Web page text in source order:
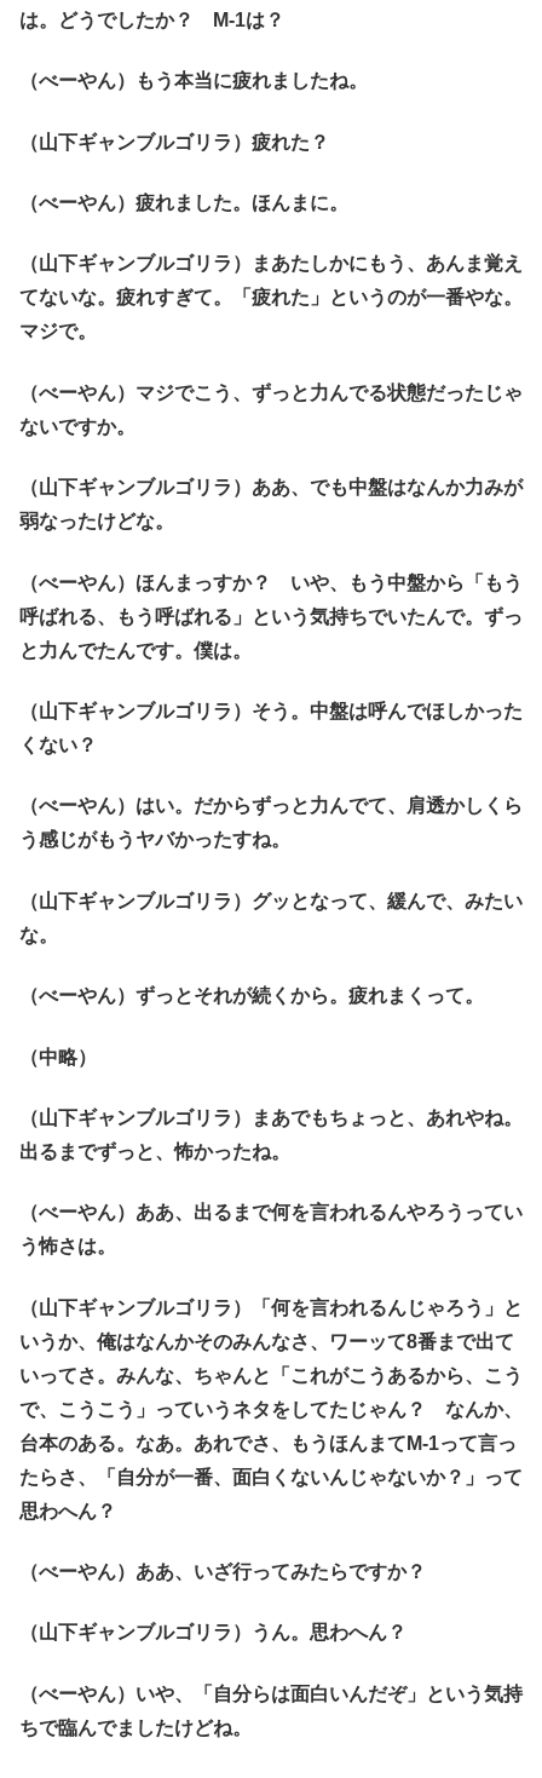
は。どうでしたか？ M-1は？
（べーやん）もう本当に疲れましたね。
（山下ギャンブルゴリラ）疲れた？
（べーやん）疲れました。ほんまに。
（山下ギャンブルゴリラ）まあたしかにもう、あんま覚え
てないな。疲れすぎて。「疲れた」というのが一番やな。
マジで。
（べーやん）マジでこう、ずっと力んでる状態だったじゃ
ないですか。
（山下ギャンブルゴリラ）ああ、でも中盤はなんか力みが
弱なったけどな。
（べーやん）ほんまっすか？ いや、もう中盤から「もう
呼ばれる、もう呼ばれる」という気持ちでいたんで。ずっ
と力んでたんです。僕は。
（山下ギャンブルゴリラ）そう。中盤は呼んでほしかった
くない？
（べーやん）はい。だからずっと力んでて、肩透かしくら
う感じがもうヤバかったすね。
（山下ギャンブルゴリラ）グッとなって、緩んで、みたい
な。
（べーやん）ずっとそれが続くから。疲れまくって。
（中略）
（山下ギャンブルゴリラ）まあでもちょっと、あれやね。
出るまでずっと、怖かったね。
（べーやん）ああ、出るまで何を言われるんやろうってい
う怖さは。
（山下ギャンブルゴリラ）「何を言われるんじゃろう」と
いうか、俺はなんかそのみんなさ、ワーッて8番まで出て
いってさ。みんな、ちゃんと「これがこうあるから、こう
で、こうこう」っていうネタをしてたじゃん？ なんか、
台本のある。なあ。あれでさ、もうほんまてM-1って言っ
たらさ、「自分が一番、面白くないんじゃないか？」って
思わへん？
（べーやん）ああ、いざ行ってみたらですか？
（山下ギャンブルゴリラ）うん。思わへん？
（べーやん）いや、「自分らは面白いんだぞ」という気持
ちで臨んでましたけどね。